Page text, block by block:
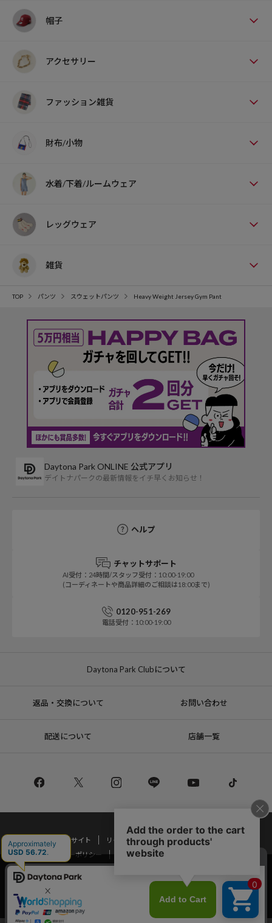
帽子
アクセサリー
ファッション雑貨
財布/小物
水着/下着/ルームウェア
レッグウェア
雑貨
TOP パンツ スウェットパンツ Heavy Weight Jersey Gym Pant
Daytona Park ONLINE 公式アプリ
デイトナパークの最新情報をイチ早くお知らせ！
ヘルプ
チャットサポート
AI受付：24時間/スタッフ受付：10:00-19:00
(コーディネートや商品詳細のご相談は18:00まで)
0120-951-269
電話受付：10:00-19:00
Daytona Park Clubについて
返品・交換について お問い合わせ
配送について 店舗一覧
コーポレートサイト リクルート
サステナブルマークについて
プライバシーポリシー
特定商取引法・古物営業法に基づく表記
Copyright © DAYTONA INTERNATIONAL Co.,Ltd All Rights Reserved.
当サイトでは利用体験の向上およびコンテンツの最適な提供、トラフィック
の分析を目的としてCookieを使用しています。
サイトの閲覧を継続された場合、Cookieの利用に同意したことものといたし
ます。